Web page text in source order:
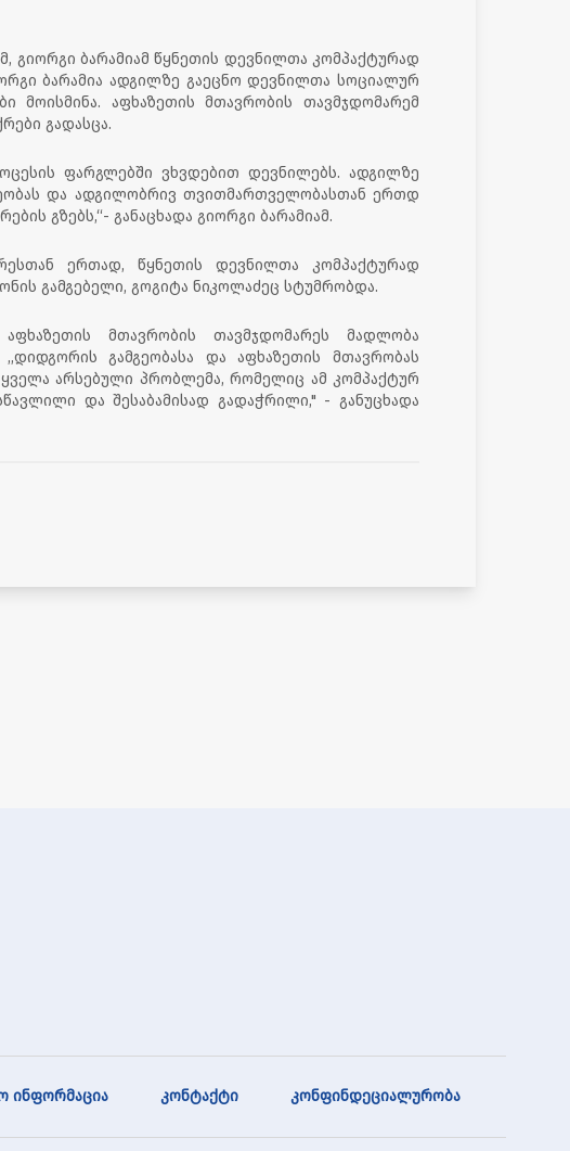
გიორგი ბარამიამ წყნეთის დევნილთა კომპაქტურად
ბარამია ადგილზე გაეცნო დევნილთა სოციალურ
მოისმინა. აფხაზეთის მთავრობის თავმჯდომარემ
გადასცა.
ფარგლებში ვხვდებით დევნილებს. ადგილზე
და ადგილობრივ თვითმართველობასთან ერთდ
გზებს,“- განაცხადა გიორგი ბარამიამ.
ერთად, წყნეთის დევნილთა კომპაქტურად
გამგებელი, გოგიტა ნიკოლაძეც სტუმრობდა.
მთავრობის თავმჯდომარეს მადლობა
გამგეობასა და აფხაზეთის მთავრობას
არსებული პრობლემა, რომელიც ამ კომპაქტურ
და შესაბამისად გადაჭრილი," - განუცხადა
ინფორმაცია კონტაქტი კონფინდეციალურობა